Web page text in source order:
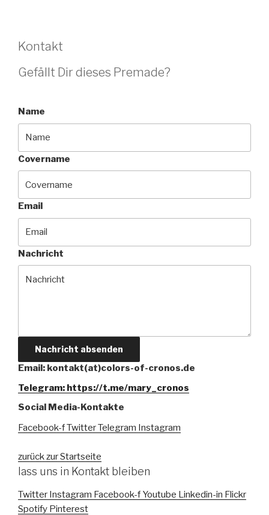
Kontakt
Gefällt Dir dieses Premade?
Name
Covername
Email
Nachricht
Nachricht absenden
Email: kontakt(at)colors-of-cronos.de
Telegram: https://t.me/mary_cronos
Social Media-Kontakte
Facebook-fTwitterTelegram Instagram
zurück zur Startseite
lass uns in Kontakt bleiben
Twitter Instagram Facebook-f Youtube Linkedin-in Flickr
Spotify Pinterest